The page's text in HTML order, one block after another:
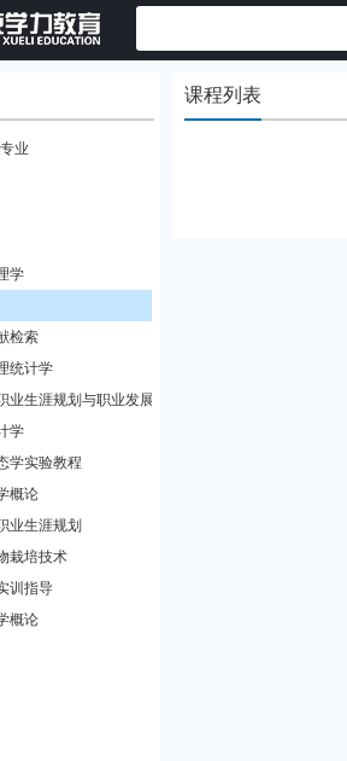
业
学
检索
统计学
业生涯规划与职业发展教程
学
学实验教程
概论
业生涯规划
栽培技术
训指导
概论
课程列表